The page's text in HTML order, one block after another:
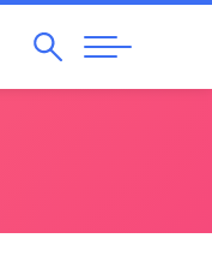
Pesquisar
Abrir
Navegação